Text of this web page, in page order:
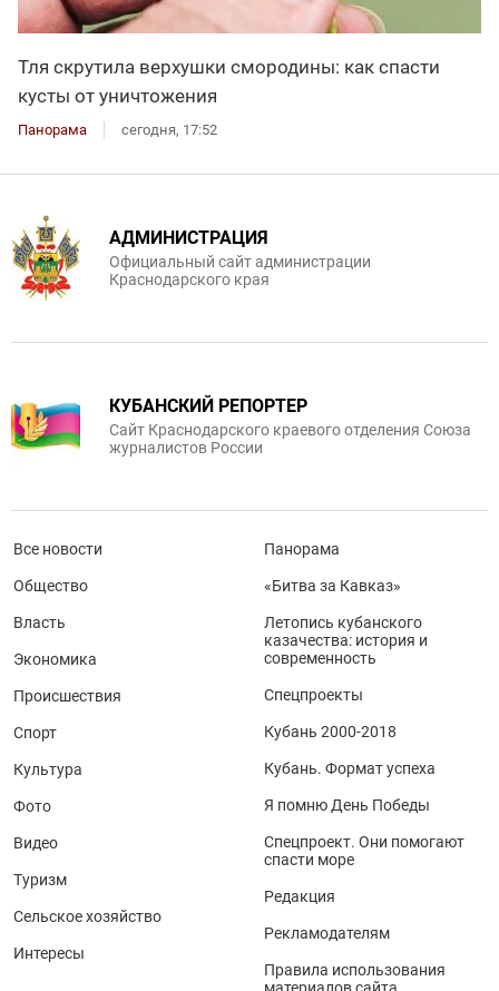
Тля скрутила верхушки смородины: как спасти
кусты от уничтожения
Панорама сегодня, 17:52
АДМИНИСТРАЦИЯ
Официальный сайт администрации
Краснодарского края
КУБАНСКИЙ РЕПОРТЕР
Сайт Краснодарского краевого отделения Союза
журналистов России
Все новости
Общество
Власть
Экономика
Происшествия
Спорт
Культура
Фото
Видео
Туризм
Сельское хозяйство
Интересы
Панорама
«Битва за Кавказ»
Летопись кубанского
казачества: история и
современность
Спецпроекты
Кубань 2000-2018
Кубань. Формат успеха
Я помню День Победы
Спецпроект. Они помогают
спасти море
Редакция
Рекламодателям
Правила использования